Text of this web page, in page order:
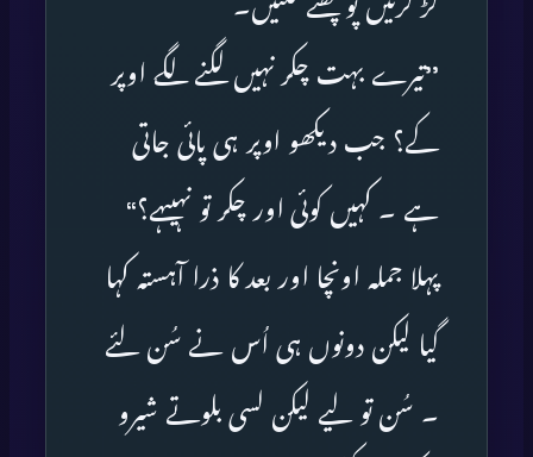
گڑ کرتیں پوچھنے لگتیں۔
’’تیرے بہت چکر نہیں لگنے لگے اوپر
کے؟ جب دیکھو اوپر ہی پائی جاتی
ہے ۔ کہیں کوئی اور چکر تو نہیںہے؟‘‘
پہلا جملہ اونچا اور بعد کا ذرا آہستہ کہا
گیا لیکن دونوں ہی اُس نے سُن لئے
۔ سُن تو لیے لیکن لسی بلوتے شیرو